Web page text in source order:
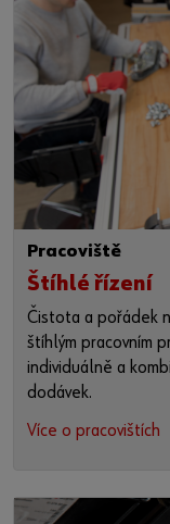
Pracoviště
Štíhlé řízení
Čistota a pořádek
štíhlým pracovním
individuálně a
dodávek.
Více o pracovištích